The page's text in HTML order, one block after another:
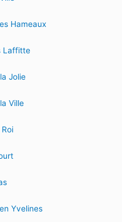
Hameaux
Laffitte
Jolie
Ville
Yvelines